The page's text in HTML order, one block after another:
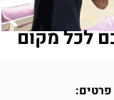
לכל מקום